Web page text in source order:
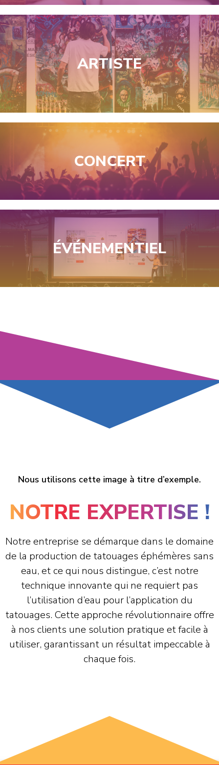
ARTISTE
CONCERT
ÉVÉNEMENTIEL
Nous utilisons cette image à titre d’exemple.
NOTRE EXPERTISE !
Notre entreprise se démarque dans le domaine
de la production de tatouages éphémères sans
eau, et ce qui nous distingue, c’est notre
technique innovante qui ne requiert pas
l’utilisation d’eau pour l’application du
tatouages. Cette approche révolutionnaire offre
à nos clients une solution pratique et facile à
utiliser, garantissant un résultat impeccable à
chaque fois.